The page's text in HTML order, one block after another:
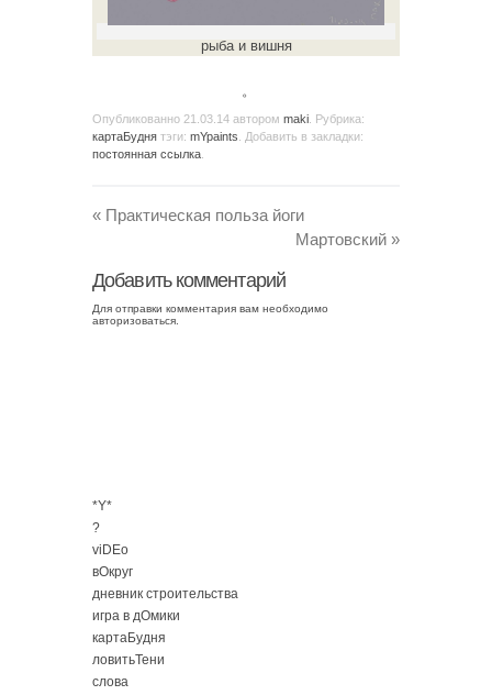
рыба и вишня
。
Опубликованно 21.03.14 автором maki . Рубрика:
картаБудня тэги: mYpaints . Добавить в закладки:
постоянная ссылка
« Практическая польза йоги
Мартовский »
Добавить комментарий
Для отправки комментария вам необходимо
авторизоваться
*Y*
?
viDEo
вОкруг
дневник строительства
игра в дОмики
картаБудня
ловитьТени
слова